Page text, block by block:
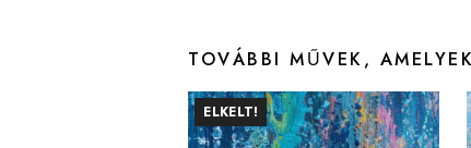
TOVÁBBI MŰVEK,
ELKELT!